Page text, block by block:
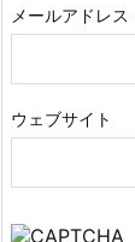
メールアドレス
ウェブサイト